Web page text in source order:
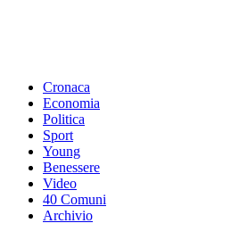
Cronaca
Economia
Politica
Sport
Young
Benessere
Video
40 Comuni
Archivio